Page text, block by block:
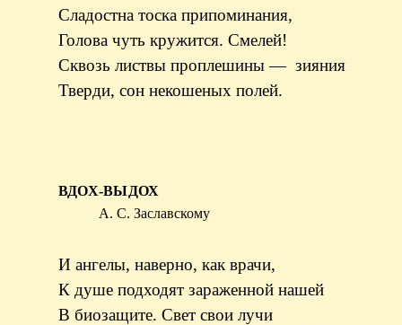
Сладостна тоска припоминания,
Голова чуть кружится. Смелей!
Сквозь листвы проплешины — зияния
Тверди, сон некошеных полей.
ВДОХ-ВЫДОХ
А. С. Заславскому
И ангелы, наверно, как врачи,
К душе подходят зараженной нашей
В биозащите. Свет свои лучи